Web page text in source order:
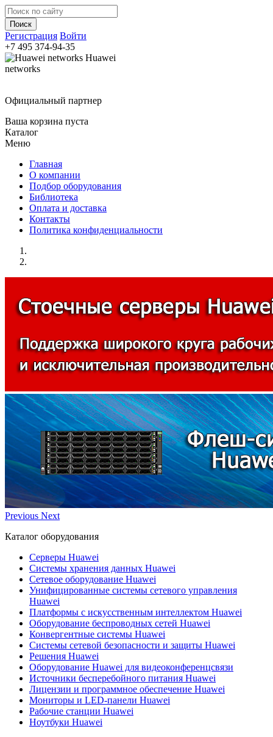
Регистрация Войти
+7 495 374-94-35
Huawei
networks
Официальный партнер
Ваша корзина пуста
Каталог
Меню
Главная
О компании
Подбор оборудования
Библиотека
Оплата и доставка
Контакты
Политика конфиденциальности
Previous Next
Каталог оборудования
Серверы Huawei
Системы хранения данных Huawei
Сетевое оборудование Huawei
Унифицированные системы сетевого управления
Huawei
Платформы с искусственным интеллектом Huawei
Оборудование беспроводных сетей Huawei
Конвергентные системы Huawei
Системы сетевой безопасности и защиты Huawei
Решения Huawei
Оборудование Huawei для видеоконференцсвязи
Источники бесперебойного питания Huawei
Лицензии и программное обеспечение Huawei
Мониторы и LED-панели Huawei
Рабочие станции Huawei
Ноутбуки Huawei